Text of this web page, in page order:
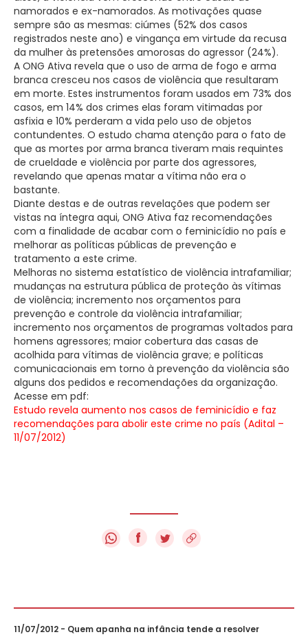
namorados e ex-namorados. As motivações quase
sempre são as mesmas: ciúmes (52% dos casos
registrados neste ano) e vingança em virtude da recusa
da mulher às pretensões amorosas do agressor (24%).
A ONG Ativa revela que o uso de arma de fogo e arma
branca cresceu nos casos de violência que resultaram
em morte. Estes instrumentos foram usados em 73% dos
casos, em 14% dos crimes elas foram vitimadas por
asfixia e 10% perderam a vida pelo uso de objetos
contundentes. O estudo chama atenção para o fato de
que as mortes por arma branca tiveram mais requintes
de crueldade e violência por parte dos agressores,
revelando que apenas matar a vítima não era o
bastante.
Diante destas e de outras revelações que podem ser
vistas na íntegra aqui, ONG Ativa faz recomendações
com a finalidade de acabar com o feminicídio no país e
melhorar as políticas públicas de prevenção e
tratamento a este crime.
Melhoras no sistema estatístico de violência intrafamiliar;
mudanças na estrutura pública de proteção às vítimas
de violência; incremento nos orçamentos para
prevenção e controle da violência intrafamiliar;
incremento nos orçamentos de programas voltados para
homens agressores; maior cobertura das casas de
acolhida para vítimas de violência grave; e políticas
comunicacionais em torno à prevenção da violência são
alguns dos pedidos e recomendações da organização.
Acesse em pdf:
Estudo revela aumento nos casos de feminicídio e faz
recomendações para abolir este crime no país (Adital –
11/07/2012)
f
11/07/2012 - Quem apanha na infância tende a resolver